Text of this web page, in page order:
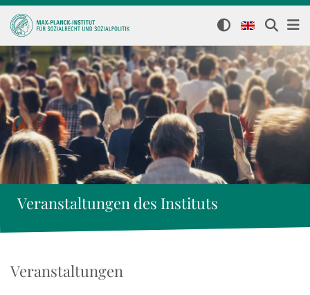
Veranstaltungen des Instituts
Veranstaltungen